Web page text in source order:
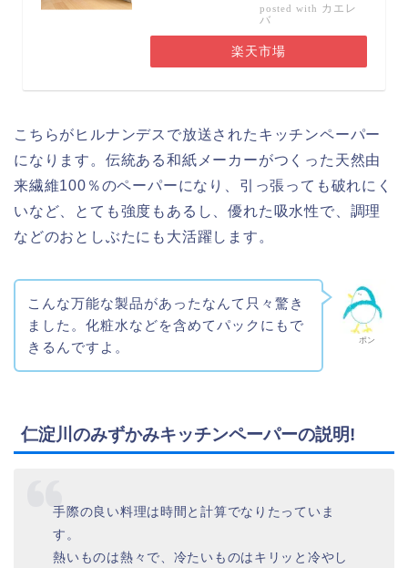
posted with カエレ
バ
楽天市場
こちらがヒルナンデスで放送されたキッチンペーパー
になります。伝統ある和紙メーカーがつくった天然由
来繊維100％のペーパーになり、引っ張っても破れにく
いなど、とても強度もあるし、優れた吸水性で、調理
などのおとしぶたにも大活躍します。
ポン
こんな万能な製品があったなんて只々驚き
ました。化粧水などを含めてパックにもで
きるんですよ。
仁淀川のみずかみキッチンペーパーの説明!
手際の良い料理は時間と計算でなりたっていま
す。
熱いものは熱々で、冷たいものはキリッと冷やし